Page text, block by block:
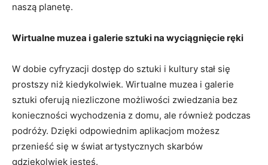
naszą planetę.⁤
Wirtualne muzea i galerie sztuki na wyciągnięcie ręki
W dobie cyfryzacji dostęp do ⁢sztuki⁢ i​ kultury stał się
prostszy ⁢niż kiedykolwiek. Wirtualne⁣ muzea i galerie
sztuki oferują niezliczone możliwości zwiedzania bez
konieczności ‍wychodzenia z⁤ domu,⁣ ale również podczas
⁢podróży. Dzięki ⁣odpowiednim aplikacjom możesz
‍przenieść się w świat artystycznych skarbów
gdziekolwiek ‌jesteś.